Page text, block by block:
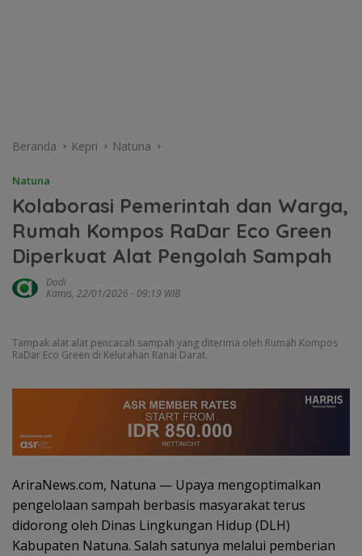
Beranda Kepri Natuna
Natuna
Kolaborasi Pemerintah dan Warga,
Rumah Kompos RaDar Eco Green
Diperkuat Alat Pengolah Sampah
Dodi
Kamis, 22/01/2026 - 09:19 WIB
Tampak alat alat pencacah sampah yang diterima oleh Rumah Kompos
RaDar Eco Green di Kelurahan Ranai Darat.
AriraNews.com, Natuna — Upaya mengoptimalkan
pengelolaan sampah berbasis masyarakat terus
didorong oleh Dinas Lingkungan Hidup (DLH)
Kabupaten Natuna. Salah satunya melalui pemberian